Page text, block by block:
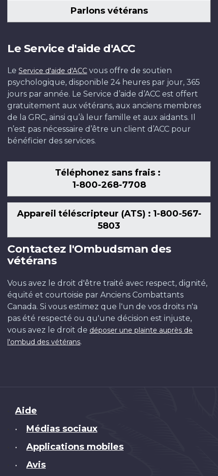
Parlons vétérans
Le Service d'aide d'ACC
Le Service d'aide d'ACC vous offre de soutien
psychologique, disponible 24 heures par jour, 365
jours par année. Le Service d’aide d’ACC est offert
gratuitement aux vétérans, aux anciens membres
de la GRC, ainsi qu’à leur famille et aux aidants. Il
n’est pas nécessaire d’être un client d’ACC pour
bénéficier des services.
Téléphonez sans frais :
1-800-268-7708
Appareil téléscripteur (ATS) : 1-800-567-
5803
Contactez l'Ombudsman des
vétérans
Vous avez le droit d'être traité avec respect, dignité,
équité et courtoisie par Anciens Combattants
Canada. Si vous estimez que l'un de vos droits n'a
pas été respecté ou qu'une décision est injuste,
vous avez le droit de déposer une plainte auprès de
l'ombud des vétérans.
Brand
Aide
• Médias sociaux
• Applications mobiles
• Avis